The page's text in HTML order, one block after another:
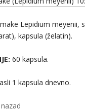
Lepidium meyenii,
kapsula (želatin).
60 kapsula.
1 kapsula dnevno.